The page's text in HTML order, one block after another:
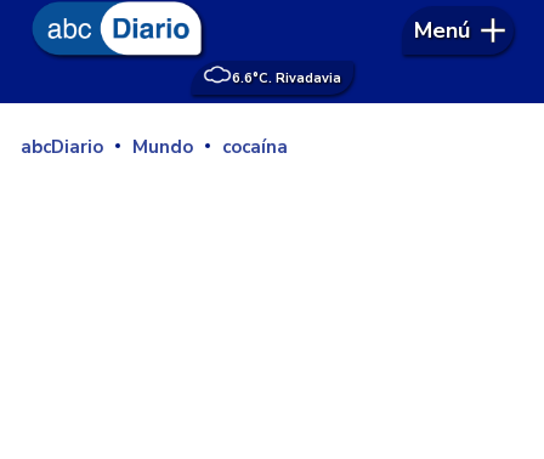
6.6°C. Rivadavia
Menú
abcDiario Mundo cocaína